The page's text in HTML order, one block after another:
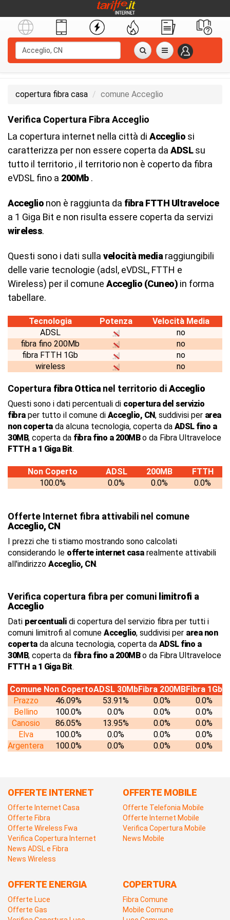
copertura fibra casa comune Acceglio
Verifica Copertura Fibra Acceglio
La copertura internet nella città di Acceglio si
caratterizza per non essere coperta da ADSLsu
tutto il territorio , il territorio non è coperto da fibra
eVDSL fino a 200Mb.
Acceglio non è raggiunta da fibra FTTH Ultraveloce
a 1 Giga Bit e non risulta essere coperta da servizi
wireless.
Questi sono i dati sulla velocità media raggiungibili
delle varie tecnologie (adsl, eVDSL, FTTH e
Wireless) per il comune Acceglio (Cuneo) in forma
tabellare.
Tecnologia Potenza
Velocità Media
ADSL
no
fibra fino 200Mb
no
fibra FTTH 1Gb
no
wireless
no
Copertura fibra Ottica nel territorio diAcceglio
Questi sono i dati percentuali di copertura del servizio
fibraper tutto il comune di Acceglio, CN, suddivisi per area
non copertada alcuna tecnologia, coperta da ADSL fino a
30MB, coperta da fibra fino a 200MBo da Fibra Ultraveloce
FTTH a 1 Giga Bit.
Non Coperto ADSL 200MB
FTTH
100.0%
0.0% 0.0% 0.0%
Offerte Internet fibra attivabili nel comune
Acceglio, CN
I prezzi che ti stiamo mostrando sono calcolati
considerando le offerte internet casarealmente attivabili
all'indirizzo Acceglio, CN.
Verifica copertura fibra per comuni limitrofi a
Acceglio
Dati percentualidi copertura del servizio fibra per tutti i
comuni limitrofi al comune Acceglio, suddivisi per area non
copertada alcuna tecnologia, coperta da ADSL fino a
30MB, coperta da fibra fino a 200MBo da Fibra Ultraveloce
FTTH a 1 Giga Bit.
Comune Non CopertoADSL 30MbFibra 200MBFibra 1Gb
Prazzo
46.09% 53.91% 0.0%
0.0%
Bellino
100.0% 0.0% 0.0%
0.0%
Canosio
86.05% 13.95% 0.0%
0.0%
Elva
100.0% 0.0% 0.0%
0.0%
Argentera
100.0% 0.0% 0.0% 0.0%
OFFERTE INTERNET
Offerte Internet Casa
Offerte Fibra
Offerte Wireless Fwa
Verifica Copertura Internet
News ADSL e Fibra
News Wireless
OFFERTE MOBILE
Offerte Telefonia Mobile
Offerte Internet Mobile
Verifica Copertura Mobile
News Mobile
OFFERTE ENERGIA
Offerte Luce
Offerte Gas
COPERTURA
Fibra Comune
Mobile Comune